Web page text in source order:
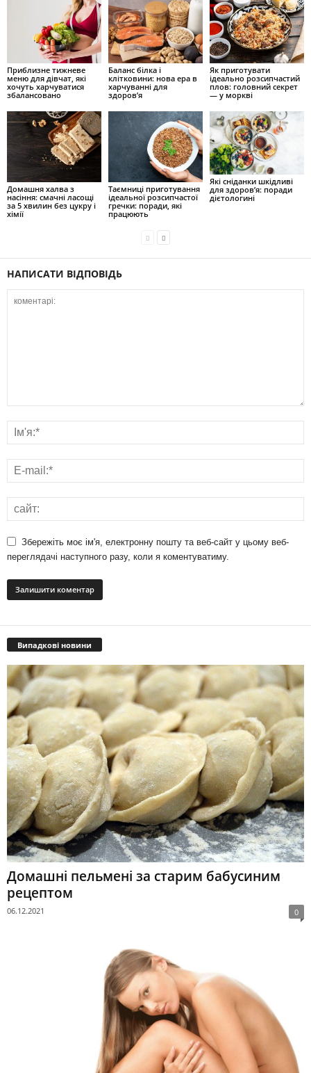
Приблизне тижневе
меню для дівчат, які
хочуть харчуватися
збалансовано
Баланс білка і
клітковини: нова ера в
харчуванні для
здоров’я
Як приготувати
ідеально розсипчастий
плов: головний секрет
— у моркві
Домашня халва з
насіння: смачні ласощі
за 5 хвилин без цукру і
хімії
Таємниці приготування
ідеальної розсипчастої
гречки: поради, які
працюють
Які сніданки шкідливі
для здоров’я: поради
дієтологині
НАПИСАТИ ВІДПОВІДЬ
Збережіть моє ім'я, електронну пошту та веб-сайт у цьому веб-
переглядачі наступного разу, коли я коментуватиму.
Випадкові новини
Домашні пельмені за старим бабусиним
рецептом
06.12.2021 0